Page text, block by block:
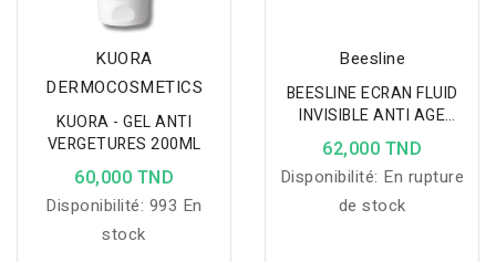
KUORA
DERMOCOSMETICS
KUORA - GEL ANTI
VERGETURES 200ML
60,000 TND
Disponibilité: 993 En
stock
Beesline
BEESLINE ECRAN FLUID
INVISIBLE ANTI AGE
SPF50+ 40ML
62,000 TND
Disponibilité: En rupture
de stock